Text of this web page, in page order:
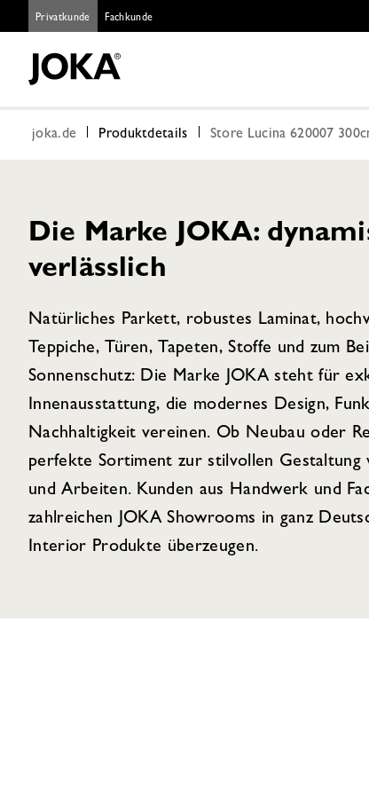
Privatkunde Fachkunde
joka.de Produktdetails Store Lucina 620007
Die Marke JOKA:
verlässlich
Natürliches Parkett, robustes Laminat,
Teppiche, Türen, Tapeten, Stoffe und zum
Sonnenschutz: Die Marke JOKA steht für
Innenausstattung, die modernes Design,
Nachhaltigkeit vereinen. Ob Neubau oder
perfekte Sortiment zur stilvollen Gestaltung
und Arbeiten. Kunden aus Handwerk und
zahlreichen JOKA Showrooms in ganz
Interior Produkte überzeugen.